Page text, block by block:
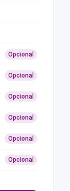
Opcional
Opcional
Opcional
Opcional
Opcional
Opcional